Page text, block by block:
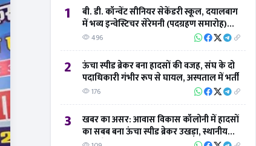
1
बी. डी. कॉन्वेंट सीनियर सेकेंडरी स्कूल, दयालबाग
में भव्य इन्वेस्टिचर सेरेमनी (पदग्रहण समारोह)
संपन्न
496
2
ऊंचा स्पीड ब्रेकर बना हादसों की वजह, संघ के दो
पदाधिकारी गंभीर रूप से घायल, अस्पताल में भर्ती
176
3
खबर का असर: आवास विकास कॉलोनी में हादसों
का सबब बना ऊंचा स्पीड ब्रेकर उखड़ा, स्थानीय